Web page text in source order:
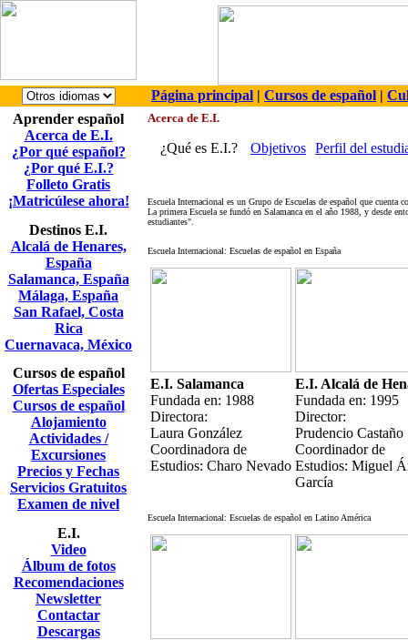
Página principal | Cursos de español |
Aprender español
Acerca de E.I.
¿Por qué español?
¿Por qué E.I.?
Folleto Gratis
¡Matricúlese ahora!
Destinos E.I.
Alcalá de Henares,
España
Salamanca, España
Málaga, España
San Rafael, Costa
Rica
Cuernavaca, México
Cursos de español
Ofertas Especiales
Cursos de español
Alojamiento
Actividades /
Excursiones
Precios y Fechas
Servicios Gratuitos
Examen de nivel
E.I.
Video
Álbum de fotos
Recomendaciones
Newsletter
Contactar
Descargas
Acerca de E.I.
¿Qué es E.I.? Objetivos Perfil del
Escuela Internacional es un Grupo de Escuelas de español que
La primera Escuela se fundó en Salamanca en el año 1988, y desde
estudiantes".
Escuela Internacional: Escuelas de español en España
E.I. Salamanca
Fundada en: 1988
Directora:
Laura González
Coordinadora de
Estudios: Charo Nevado
E.I. Alcalá de
Fundada en: 1995
Director:
Prudencio Castaño
Coordinador de
Estudios: Miguel
García
Escuela Internacional: Escuelas de español en Latino América